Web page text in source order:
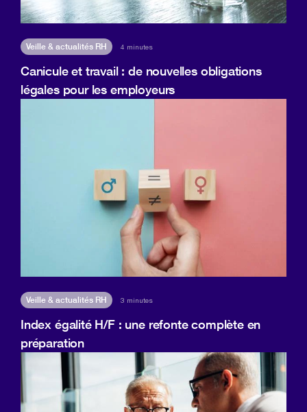
Veille & actualités RH 4 minutes
Canicule et travail : de nouvelles obligations
légales pour les employeurs
Veille & actualités RH 3 minutes
Index égalité H/F : une refonte complète en
préparation